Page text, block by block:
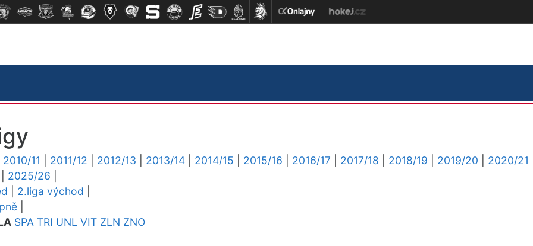
2010/11 2011/12 2012/13 2013/14 2014/15 2015/16 2016/17 2017/18 2018/19 2019/20
2020/21
2025/26
2.liga východ
SPA TRI UNL VIT ZLN ZNO